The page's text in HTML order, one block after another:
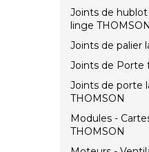
Joints de
linge THOMSON
Joints de palier
Joints de Porte
Joints de porte
THOMSON
Modules -
THOMSON